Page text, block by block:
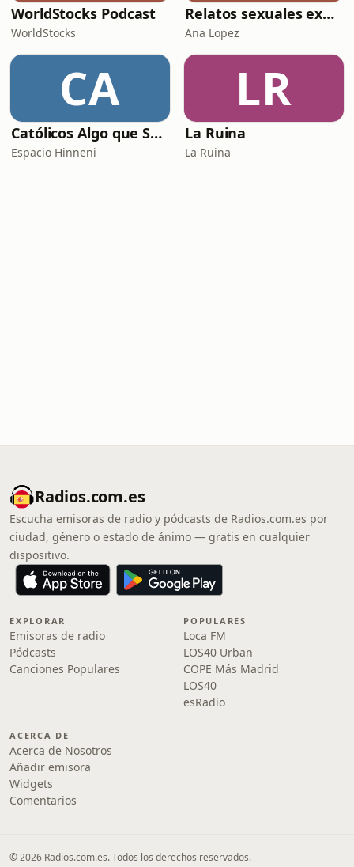
WorldStocks Podcast
WorldStocks
Relatos sexuales explícitos
Ana Lopez
CA
Católicos Algo que Saber
Espacio Hinneni
LR
La Ruina
La Ruina
Radios.com.es
Escucha emisoras de radio y pódcasts de Radios.com.es por
ciudad, género o estado de ánimo — gratis en cualquier
dispositivo.
EXPLORAR
Emisoras de radio
Pódcasts
Canciones Populares
POPULARES
Loca FM
LOS40 Urban
COPE Más Madrid
LOS40
esRadio
ACERCA DE
Acerca de Nosotros
Añadir emisora
Widgets
Comentarios
© 2026 Radios.com.es. Todos los derechos reservados.